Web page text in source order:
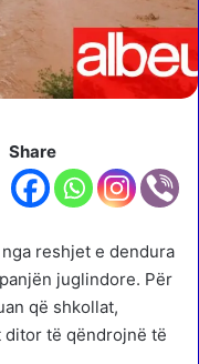
Share
reshjet e dendura
juglindore. Për
që shkollat,
të qëndrojnë të